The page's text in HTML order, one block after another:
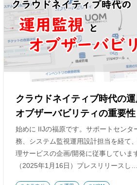
クラウドネイティブ時代の
オブザーバビリティの重要性
始めに IIJの福原です。サポートセンタ
務、システム監視運用設計担当を経て
理サービスの企画/開発に従事していま
（2025年1月16日）プレスリリースし…